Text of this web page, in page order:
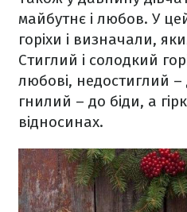
майбутнє і любов. У
горіхи і визначали,
Стиглий і солодкий
любові, недостиглий –
гнилий – до біди, а
відносинах.